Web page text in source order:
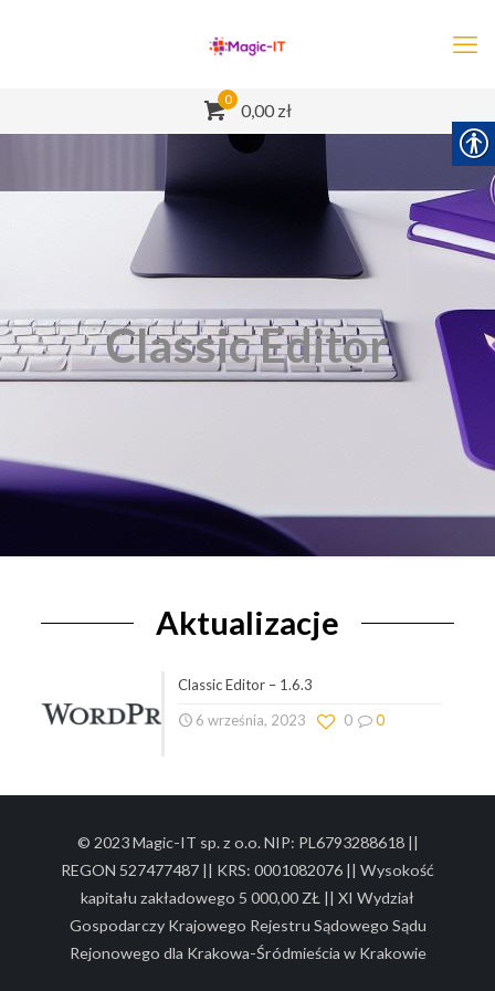
0
0,00 zł
Classic Editor
Aktualizacje
Classic Editor – 1.6.3
6 września, 2023
0
0
© 2023 Magic-IT sp. z o.o. NIP: PL6793288618 ||
REGON 527477487 || KRS: 0001082076 || Wysokość
kapitału zakładowego 5 000,00 ZŁ || XI Wydział
Gospodarczy Krajowego Rejestru Sądowego Sądu
Rejonowego dla Krakowa-Śródmieścia w Krakowie